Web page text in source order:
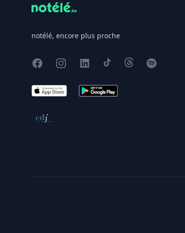
notélé, encore plus proche
FacebookInstagram
X TikTokThreadsSpotify
App Store Google Play
Conseil de déontologie journalistique